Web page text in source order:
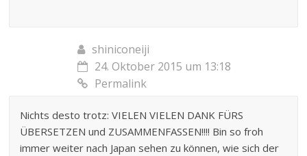
shiniconeiji
24. Oktober 2015 um 13:18
Permalink
Nichts desto trotz: VIELEN VIELEN DANK FÜRS
ÜBERSETZEN und ZUSAMMENFASSEN!!!! Bin so froh
immer weiter nach Japan sehen zu können, wie sich der